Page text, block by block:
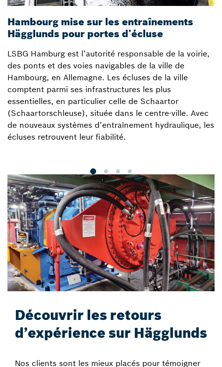
Hambourg mise sur les entraînements
Hägglunds pour portes d’écluse
LSBG Hamburg est l’autorité responsable de la voirie,
des ponts et des voies navigables de la ville de
Hambourg, en Allemagne. Les écluses de la ville
comptent parmi ses infrastructures les plus
essentielles, en particulier celle de Schaartor
(Schaartorschleuse), située dans le centre-ville. Avec
de nouveaux systèmes d’entraînement hydraulique, les
écluses retrouvent leur fiabilité.
Découvrir les retours
d’expérience sur Hägglunds
Nos clients sont les mieux placés pour témoigner